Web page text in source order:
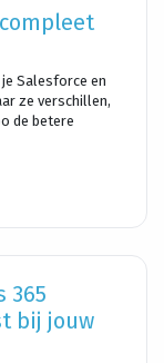
Salesforce en
ze verschillen,
de betere
365
bij jouw